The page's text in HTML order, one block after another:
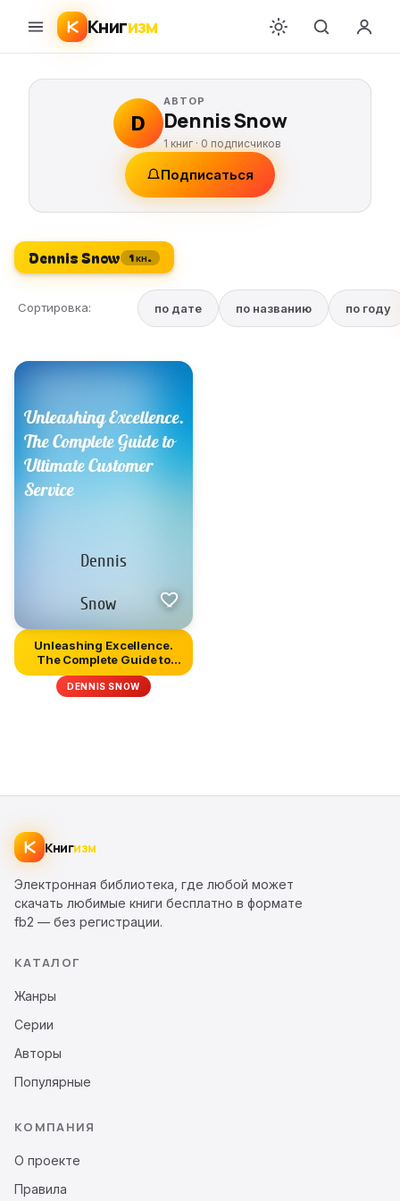
Книгизм
D
АВТОР
Dennis Snow
1 книг · 0 подписчиков
Подписаться
Dennis Snow 1 кн.
Сортировка: по дате по названию по году
Unleashing Excellence.
The Complete Guide to
Ultim...
DENNIS SNOW
Книгизм
Электронная библиотека, где любой может
скачать любимые книги бесплатно в формате
fb2 — без регистрации.
КАТАЛОГ
Жанры
Серии
Авторы
Популярные
КОМПАНИЯ
О проекте
Правила